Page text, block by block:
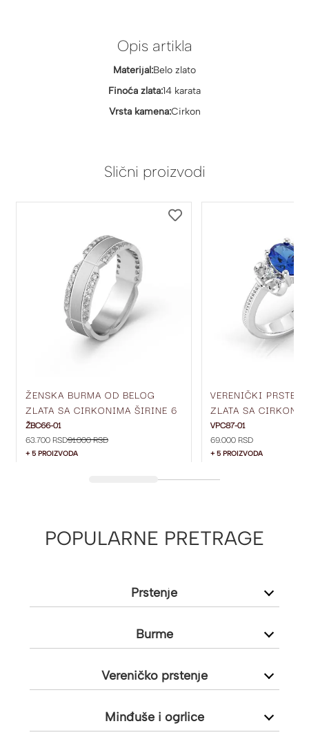
Opis artikla
Materijal:Belo zlato
Finoća zlata:14 karata
Vrsta kamena:Cirkon
Slični proizvodi
ŽENSKA BURMA OD BELOG
ZLATA SA CIRKONIMA ŠIRINE 6
MM ŽBC66-01
ŽBC66-01
63.700 RSD91.000 RSD
+ 5 PROIZVODA
VERENIČKI PRSTEN
ZLATA SA
VPC87-01
69.000 RSD
+ 5 PROIZVODA
POPULARNE PRETRAGE
Prstenje
Burme
Vereničko prstenje
Minđuše i ogrlice